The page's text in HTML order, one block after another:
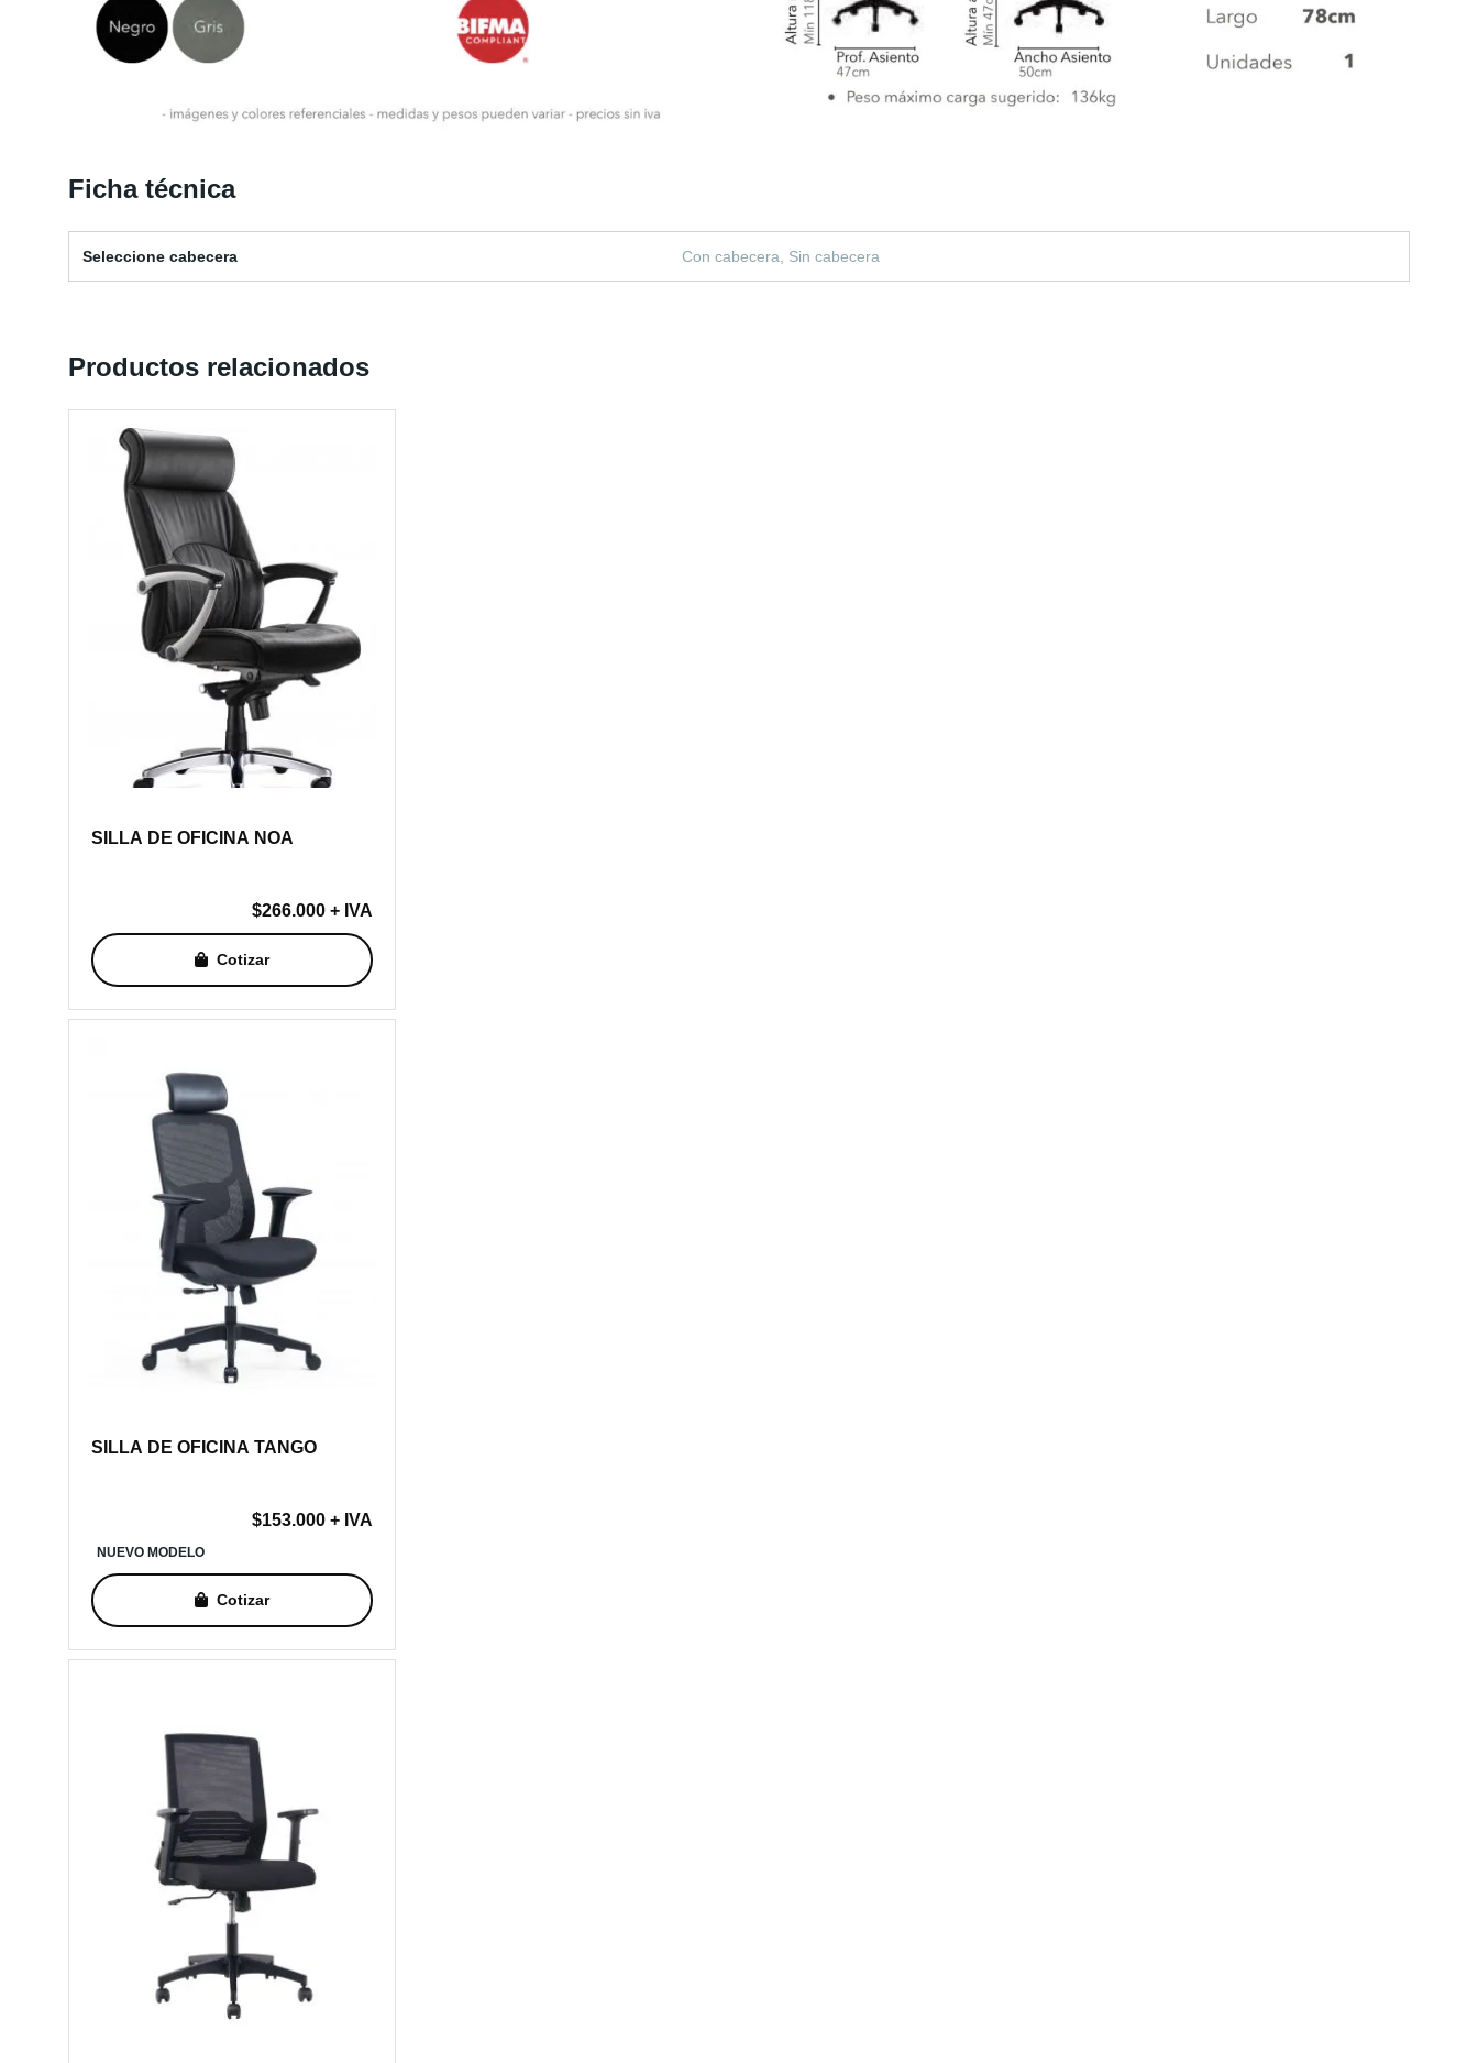
Ficha técnica
Seleccione cabecera Con cabecera, Sin cabecera
Productos relacionados
SILLA DE OFICINA NOA
$266.000+ IVA
Cotizar
SILLA DE OFICINA TANGO
$153.000+ IVA
NUEVO MODELO
Cotizar